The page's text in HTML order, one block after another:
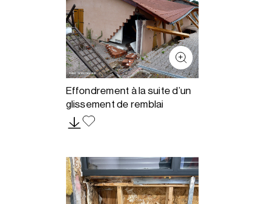
Effondrement à la suite d’un
glissement de remblai